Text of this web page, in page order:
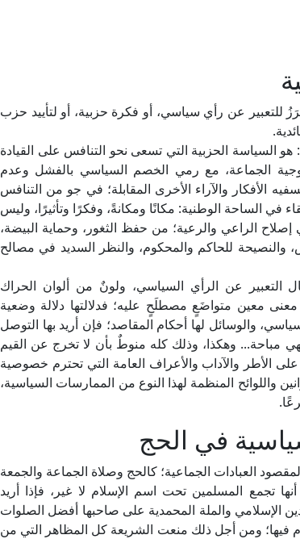
للتعبير عن رأي سياسي، أو فكرة حزبية، أو لتأييد حزب
السياسة الحزبية التي تسعى نحو التنافس على القيادة
الجماعة، مع رمي الخصم السياسي بالفشل وعدم
الأفكار والآراء الأخرى المقابلة؛ في جو من التنافس
الساحة الوطنية: مكانًا ومكانةً، وفكرًا وتأثيرًا، وليس
الراعي والرعية؛ من حفظ الثغور، وحماية البيضة،
والنصيحة للحاكم والمحكوم، والنظر السديد في مصالح
عن الرأي السياسي، ولونٌ من ألوان الحراك
معين متواضَعٍ مصطلَحٍ عليه؛ فدلالتها دلالة وضعية
والوسائل لها أحكام المقاصد؛ فإن أريد بها التوصل
وهكذا، وذلك كله منوطٌ بأن لا تخرج عن القيم
الأطر والآداب والأعراف العامة التي تحترم خصوصية
واللوائح المنظمة لهذا النوع من الممارسات السياسية،
في الحج
العبادات الجماعية؛ كالحج وصلاة الجماعة والجمعة
تجمع المسلمين تحت اسم الإسلام لا غير، فإذا أريد
الإسلامي والملة المحمدية على صاحبها أفضل الصلوات
فيها؛ ومن أجل ذلك منعت الشريعة كل المظاهر التي من